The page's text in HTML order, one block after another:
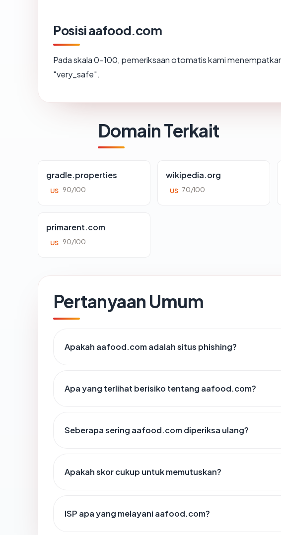
Posisi aafood.com
Pada skala 0-100, pemeriksaan otomatis kami
"very_safe".
Domain Terkait
gradle.properties
US 90/100
wikipedia.org
US 70/100
primarent.com
US 90/100
Pertanyaan Umum
Apakah aafood.com adalah situs phishing?
Apa yang terlihat berisiko tentang aafood.com?
Seberapa sering aafood.com diperiksa ulang?
Apakah skor cukup untuk memutuskan?
ISP apa yang melayani aafood.com?